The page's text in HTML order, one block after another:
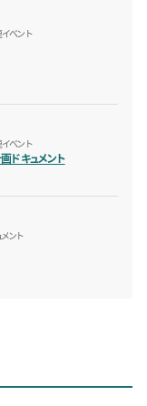
ベント
ベント
ドキュメント
ント